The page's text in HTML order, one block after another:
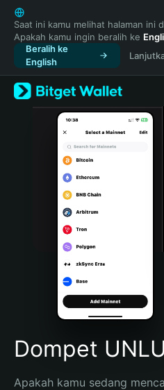
English
日本語
Tiếng Việt
Русский
Español (Latinoamérica)
Türkçe
Italiano
Português (Portugal)
Bahasa Indonesia
Português (Brasil)
Español (Argentina)
Saat ini kamu melihat halaman ini
Apakah kamu ingin beralih ke
Beralih ke
English
Dompet
Apakah kamu sedang